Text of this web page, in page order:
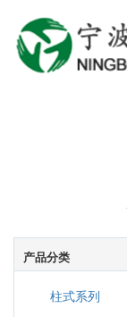
产品分类
柱式系列